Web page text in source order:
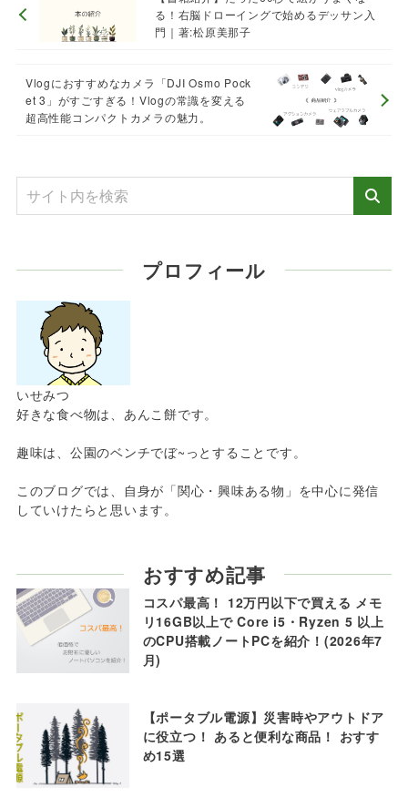
る！右脳ドローイングで始めるデッサン入
門｜著:松原美那子
Vlogにおすすめなカメラ「DJI Osmo Pock
et 3」がすごすぎる！Vlogの常識を変える
超高性能コンパクトカメラの魅力。
プロフィール
いせみつ
好きな食べ物は、あんこ餅です。
趣味は、公園のベンチでぼ~っとすることです。
このブログでは、自身が「関心・興味ある物」を中心に発信
していけたらと思います。
おすすめ記事
コスパ最高！ 12万円以下で買える メモ
リ16GB以上で Core i5・Ryzen 5 以上
のCPU搭載ノートPCを紹介！(2026年7
月)
【ポータブル電源】災害時やアウトドア
に役立つ！ あると便利な商品！ おすす
め15選